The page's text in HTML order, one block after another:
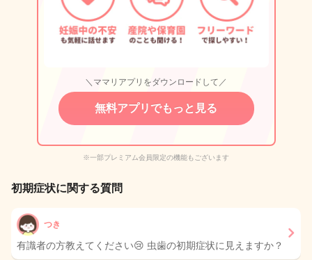
＼ママリアプリをダウンロードして／
無料アプリでもっと見る
※一部プレミアム会員限定の機能もございます
初期症状に関する質問
つき
有識者の方教えてください😢 虫歯の初期症状に見えますか？